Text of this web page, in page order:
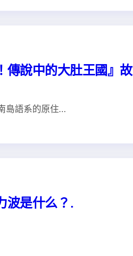
傳說中的大肚王國』故
島語系的原住…
波是什么？.